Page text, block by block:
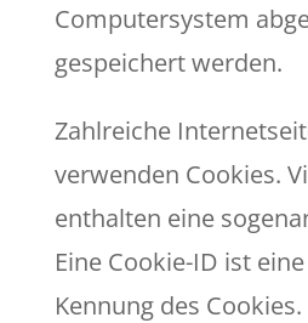
Computersystem
gespeichert werden.
Zahlreiche
verwenden Cookies.
enthalten eine
Eine Cookie-ID ist
Kennung des